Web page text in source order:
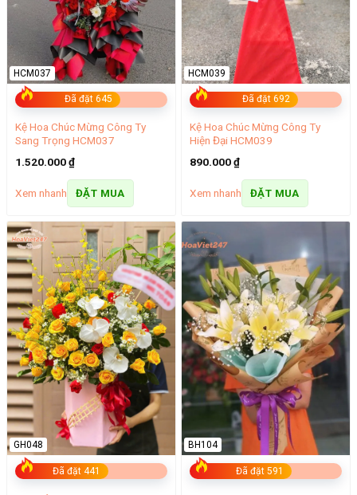
Đã đặt 645
HCM037
Kệ Hoa Chúc Mừng Công Ty
Sang Trọng HCM037
1.520.000₫
Xem nhanh ĐẶT MUA
Đã đặt 692
HCM039
Kệ Hoa Chúc Mừng Công Ty
Hiện Đại HCM039
890.000₫
Xem nhanh ĐẶT MUA
Đã đặt 441
GH048
Đã đặt 591
BH104